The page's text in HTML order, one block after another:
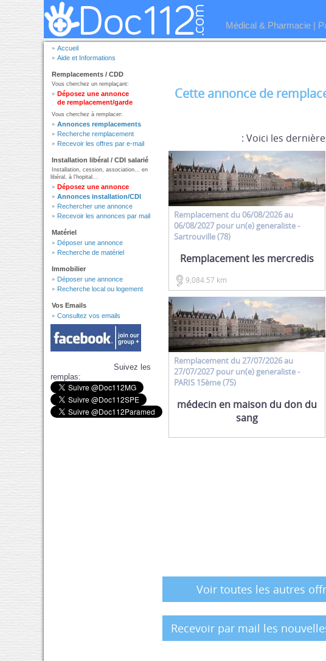
Médical & Pharmacie |
Accueil
Aide et Informations
Remplacements / CDD
Vous cherchez un remplaçant:
Déposez une annonce
de remplacement/garde
Vous cherchez à remplacer:
Annonces remplacements
Recherche remplacement
Recevoir les offres par e-mail
Installation libéral / CDI salarié
Installation, cession, association... en
libéral, à l'hopital...
Déposez une annonce
Annonces installation/CDI
Rechercher une annonce
Recevoir les annonces par mail
Matériel
Déposer une annonce
Recherche de matériel
Immobilier
Déposer une annonce
Recherche local ou logement
Vos Emails
Consultez vos emails
Suivez les
remplas:
Cette annonce de
: Voici les
Remplacement du 06/08/2026 au
06/08/2027 pour un(e) generaliste-
Sartrouville (78)
Remplacement les mercredis
9,084.57 km
Remplacement du 27/07/2026 au
27/07/2027 pour un(e) generaliste-
PARIS 15ème (75)
médecin en maison du don du
sang
Voir toutes les autres
Recevoir par mail les